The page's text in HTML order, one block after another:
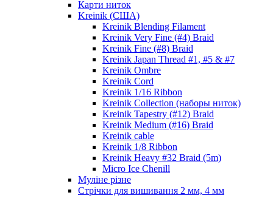
Карти ниток
Kreinik (США)
Kreinik Blending Filament
Kreinik Very Fine (#4) Braid
Kreinik Fine (#8) Braid
Kreinik Japan Thread #1, #5 & #7
Kreinik Ombre
Kreinik Cord
Kreinik 1/16 Ribbon
Kreinik Collection (наборы ниток)
Kreinik Tapestry (#12) Braid
Kreinik Medium (#16) Braid
Kreinik cable
Kreinik 1/8 Ribbon
Kreinik Heavy #32 Braid (5m)
Micro Ice Chenill
Муліне різне
Стрічки для вишивання 2 мм, 4 мм